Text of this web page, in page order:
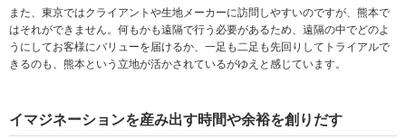
また、東京ではクライアントや生地メーカーに訪問しやすいのですが、熊本で
はそれができません。何もかも遠隔で行う必要があるため、遠隔の中でどのよ
うにしてお客様にバリューを届けるか、一足も二足も先回りしてトライアルで
きるのも、熊本という立地が活かされているがゆえと感じています。
イマジネーションを産み出す時間や余裕を創りだす